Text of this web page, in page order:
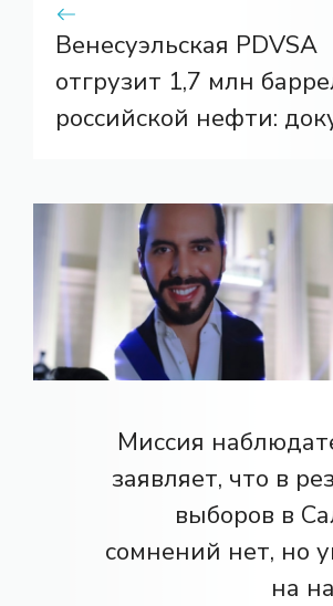
Венесуэльская PDVSA
отгрузит 1,7 млн
российской нефти:
Миссия
заявляет, что в
выборов в
сомнений нет, но
на